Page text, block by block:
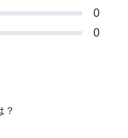
0
0
？